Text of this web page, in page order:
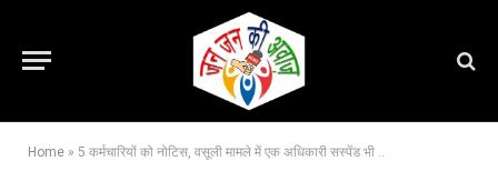
Home » 5 कर्मचारियों को नोटिस, वसूली मामले में एक अधिकारी सस्पेंड भी ..